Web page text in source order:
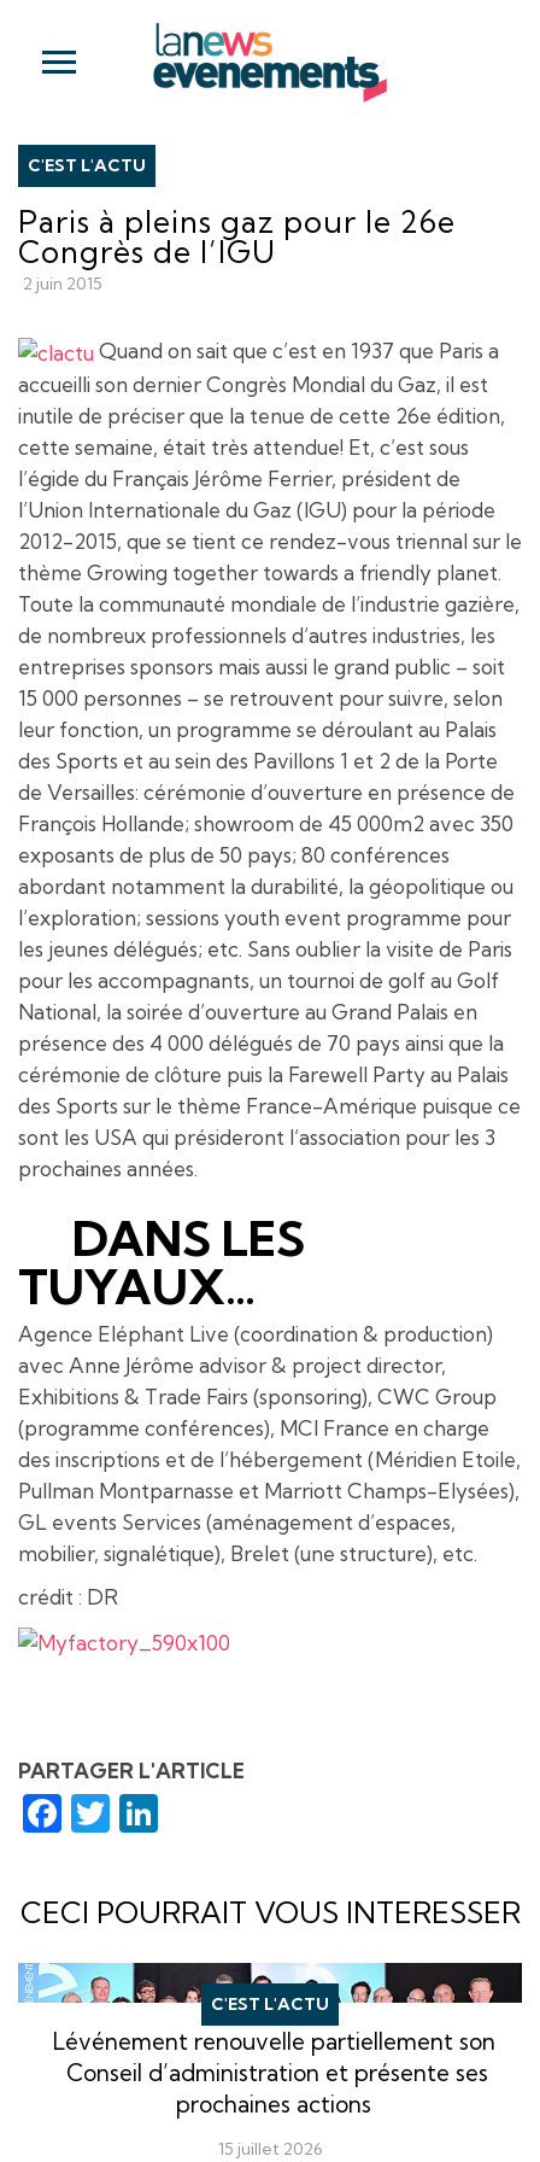
C'EST L'ACTU
Paris à pleins gaz pour le 26e
Congrès de l’IGU
2 juin 2015
Quand on sait que c’est en 1937 que Paris a
accueilli son dernier Congrès Mondial du Gaz, il est
inutile de préciser que la tenue de cette 26e édition,
cette semaine, était très attendue! Et, c’est sous
l’égide du Français Jérôme Ferrier, président de
l’Union Internationale du Gaz (IGU) pour la période
2012-2015, que se tient ce rendez-vous triennal sur le
thème Growing together towards a friendly planet.
Toute la communauté mondiale de l’industrie gazière,
de nombreux professionnels d’autres industries, les
entreprises sponsors mais aussi le grand public – soit
15 000 personnes – se retrouvent pour suivre, selon
leur fonction, un programme se déroulant au Palais
des Sports et au sein des Pavillons 1 et 2 de la Porte
de Versailles: cérémonie d’ouverture en présence de
François Hollande; showroom de 45 000m2 avec 350
exposants de plus de 50 pays; 80 conférences
abordant notamment la durabilité, la géopolitique ou
l’exploration; sessions youth event programme pour
les jeunes délégués; etc. Sans oublier la visite de Paris
pour les accompagnants, un tournoi de golf au Golf
National, la soirée d’ouverture au Grand Palais en
présence des 4 000 délégués de 70 pays ainsi que la
cérémonie de clôture puis la Farewell Party au Palais
des Sports sur le thème France-Amérique puisque ce
sont les USA qui présideront l’association pour les 3
prochaines années.
DANS LES
TUYAUX…
Agence Eléphant Live (coordination & production)
avec Anne Jérôme advisor & project director,
Exhibitions & Trade Fairs (sponsoring), CWC Group
(programme conférences), MCI France en charge
des inscriptions et de l’hébergement (Méridien Etoile,
Pullman Montparnasse et Marriott Champs-Elysées),
GL events Services (aménagement d’espaces,
mobilier, signalétique), Brelet (une structure), etc.
crédit : DR
PARTAGER L'ARTICLE
Facebook
Twitter
CECI POURRAIT VOUS INTERESSER
C'EST L'ACTU
Lévénement renouvelle partiellement son
Conseil d’administration et présente ses
prochaines actions
15 juillet 2026